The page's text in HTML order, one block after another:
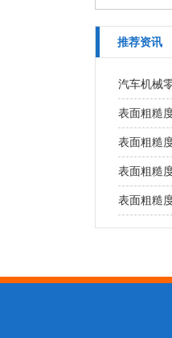
推荐资讯
汽车机械
表面粗糙
表面粗糙
表面粗糙
表面粗糙